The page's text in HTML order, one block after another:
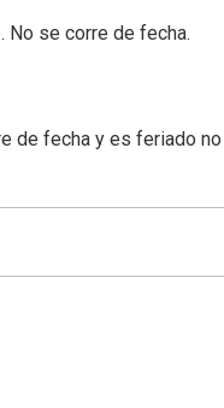
se corre de fecha.
de fecha y es feriado